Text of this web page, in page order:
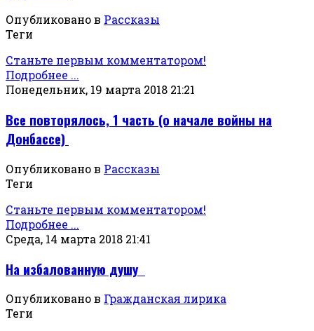
Опубликовано в Рассказы
Теги
Станьте первым комментатором!
Подробнее ...
Понедельник, 19 марта 2018 21:21
Все повторялось, 1 часть (о начале войны на
Донбассе)
Опубликовано в Рассказы
Теги
Станьте первым комментатором!
Подробнее ...
Среда, 14 марта 2018 21:41
На избалованную душу
Опубликовано в Гражданская лирика
Теги